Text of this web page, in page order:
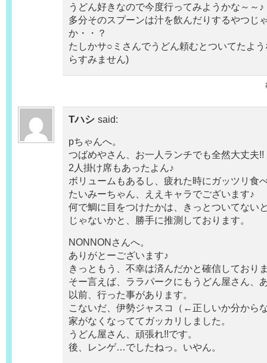
うどん好きなので今度行ってみようかな～～♪
多分そのスプーンは汁を飲んだりするやつじ
か・・？
たしかサ○ミさんでうどん頼むとついてたよ
らすみません)
Tハシ said:
pちゃんへ。
つばめやさん、お一人ランチでも全然大丈夫!!
2人掛け席もあったよん♪
ボリュームもあるし、疲れた時にガッツリ食
たいみーちゃん、ええキャラでございます♪
何で鯛に目をつけたかは、きっとついてない
じゃないかと、勝手に推測しております。
NONNONさんへ。
ありがとーございます♪
きっともう、不幸は済んだかと確信してお
そー言えば、ララパークにもうどん屋さん、
以前、行った事があります。
こないだ、伊勢ジャスコ（←正しいか分から
家がなくなっててガッカリしました。
うどん屋さん、頑張れ!!です。
後、レンゲ…でしたねっ。いやん。